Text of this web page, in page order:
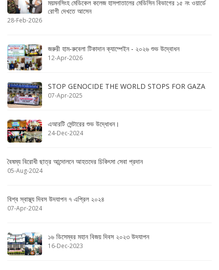
ময়মনসিংহ মেডিকেল কলেজ হাসপাতালের মেডিসিন বিভাগের ১৫ নং ওয়ার্ডে
রোগী দেখতে আসেন
28-Feb-2026
জরুরী হাম-রুবেলা টিকাদান ক্যাম্পেইন - ২০২৬ শুভ উদ্বোধন
12-Apr-2026
STOP GENOCIDE THE WORLD STOPS FOR GAZA
07-Apr-2025
এআরটি সেন্টারের শুভ উদ্ধোধন।
24-Dec-2024
বৈষম্য বিরোধী ছাত্র আন্দোলনে আহতদের চিকিৎসা সেবা প্রদান
05-Aug-2024
বিশ্ব স্বাস্থ্য দিবস উদযাপন ৭ এপ্রিল ২০২৪
07-Apr-2024
১৬ ডিসেম্বর মহান বিজয় দিবস ২০২৩ উদযাপন
16-Dec-2023